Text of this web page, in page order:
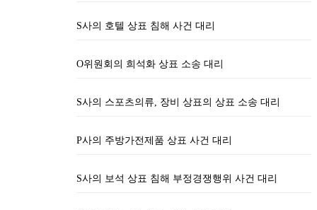
S사의 호텔 상표 침해 사건 대리
O위원회의 희석화 상표 소송 대리
S사의 스포츠의류, 장비 상표의 상표 소송 대리
P사의 주방가전제품 상표 사건 대리
S사의 보석 상표 침해 부정경쟁행위 사건 대리